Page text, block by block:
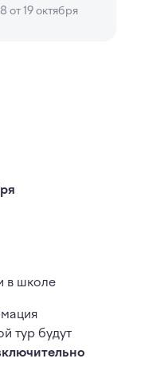
от 19 октября
в школе
тур будут